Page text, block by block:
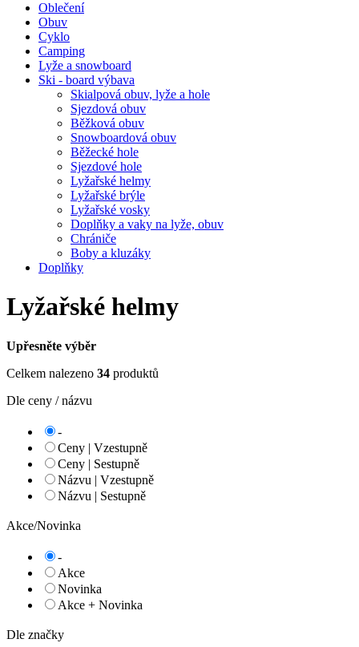
Oblečení
Obuv
Cyklo
Camping
Lyže a snowboard
Ski - board výbava
Skialpová obuv, lyže a hole
Sjezdová obuv
Běžková obuv
Snowboardová obuv
Běžecké hole
Sjezdové hole
Lyžařské helmy
Lyžařské brýle
Lyžařské vosky
Doplňky a vaky na lyže, obuv
Chrániče
Boby a kluzáky
Doplňky
Lyžařské helmy
Upřesněte výběr
Celkem nalezeno 34 produktů
Dle ceny / názvu
-
Ceny | Vzestupně
Ceny | Sestupně
Názvu | Vzestupně
Názvu | Sestupně
Akce/Novinka
-
Akce
Novinka
Akce + Novinka
Dle značky